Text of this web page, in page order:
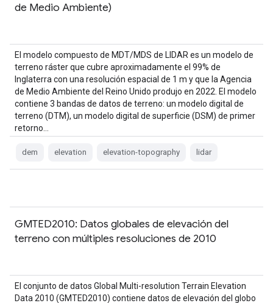
de Medio Ambiente)
El modelo compuesto de MDT/MDS de LIDAR es un modelo de
terreno ráster que cubre aproximadamente el 99% de
Inglaterra con una resolución espacial de 1 m y que la Agencia
de Medio Ambiente del Reino Unido produjo en 2022. El modelo
contiene 3 bandas de datos de terreno: un modelo digital de
terreno (DTM), un modelo digital de superficie (DSM) de primer
retorno…
dem elevation elevation-topography lidar
GMTED2010: Datos globales de elevación del
terreno con múltiples resoluciones de 2010
El conjunto de datos Global Multi-resolution Terrain Elevation
Data 2010 (GMTED2010) contiene datos de elevación del globo